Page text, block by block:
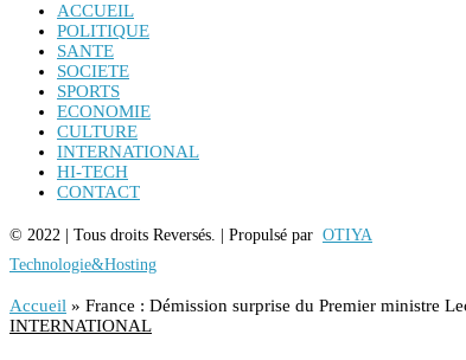
ACCUEIL
POLITIQUE
SANTE
SOCIETE
SPORTS
ECONOMIE
CULTURE
INTERNATIONAL
HI-TECH
CONTACT
© 2022 | Tous droits Reversés. | Propulsé par OTIYA
Technologie&Hosting
Accueil » France : Démission surprise du Premier ministre
INTERNATIONAL